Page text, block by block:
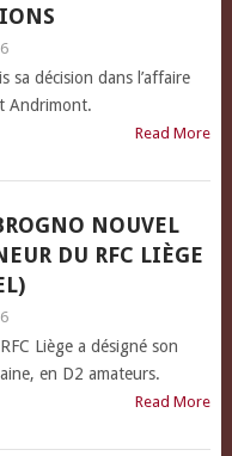
sa décision dans l’affaire
Andrimont.
Read More
NOUVEL
DU RFC LIÈGE
Liège a désigné son
en D2 amateurs.
Read More